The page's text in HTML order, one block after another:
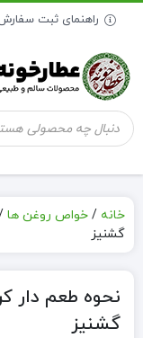
راهنمای ثبت
جستجوی
محصولات
خانه / خواص روغن ها
گشنیز
نحوه طعم دار
گشنیز